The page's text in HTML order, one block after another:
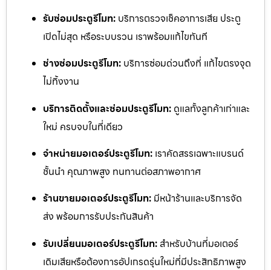
รับซ่อมประตูรีโมท: บริการตรวจเช็คอาการเสีย ประตู
เปิดไม่สุด หรือระบบรวน เราพร้อมแก้ไขทันที
ช่างซ่อมประตูรีโมท: บริการซ่อมด่วนถึงที่ แก้ไขตรงจุด
ไม่ทิ้งงาน
บริการติดตั้งและซ่อมประตูรีโมท: ดูแลทั้งลูกค้าเก่าและ
ใหม่ ครบจบในที่เดียว
จำหน่ายมอเตอร์ประตูรีโมท: เราคัดสรรเฉพาะแบรนด์
ชั้นนำ คุณภาพสูง ทนทานต่อสภาพอากาศ
ร้านขายมอเตอร์ประตูรีโมท: มีหน้าร้านและบริการจัด
ส่ง พร้อมการรับประกันสินค้า
รับเปลี่ยนมอเตอร์ประตูรีโมท: สำหรับบ้านที่มอเตอร์
เดิมเสียหรือต้องการอัปเกรดรุ่นใหม่ที่มีประสิทธิภาพสูง